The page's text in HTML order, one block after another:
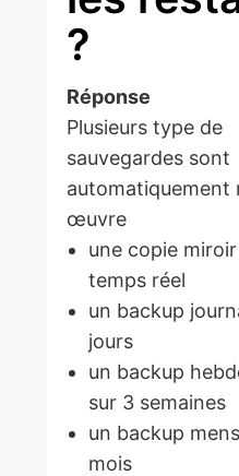
?
Réponse
Plusieurs type de
sauvegardes sont
automatiquement
œuvre
une copie
temps réel
un backup
jours
un backup
sur 3 semaines
un backup
mois